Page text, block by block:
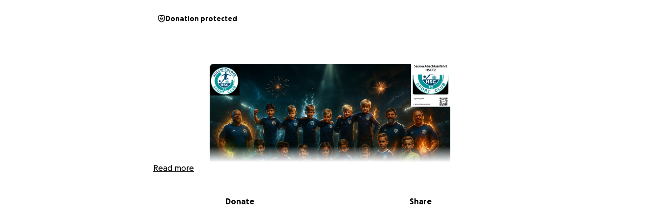
Donation protected
Read more
Donate Share